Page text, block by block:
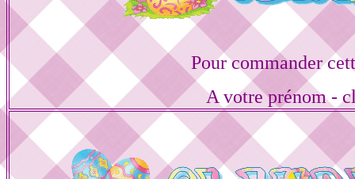
Pour commander
A votre prénom -